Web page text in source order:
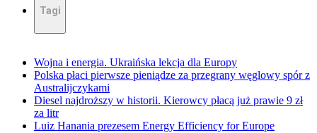
Tagi
Wojna i energia. Ukraińska lekcja dla Europy
Polska płaci pierwsze pieniądze za przegrany węglowy spór z
Australijczykami
Diesel najdroższy w historii. Kierowcy płacą już prawie 9 zł
za litr
Luiz Hanania prezesem Energy Efficiency for Europe